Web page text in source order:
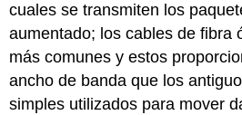
cuales se transmiten los
aumentado; los cables de fibra
más comunes y estos
ancho de banda que los
simples utilizados para mover